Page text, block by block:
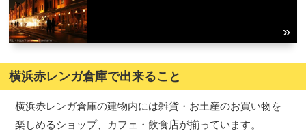
横浜赤レンガ倉庫で出来ること
横浜赤レンガ倉庫の建物内には雑貨・お土産のお買い物を
楽しめるショップ、カフェ・飲食店が揃っています。